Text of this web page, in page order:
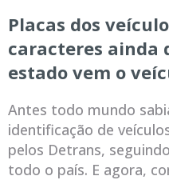
Placas dos
caracteres ainda
estado vem o
Antes todo mundo
identificação de
pelos Detrans,
todo o país. E agora,